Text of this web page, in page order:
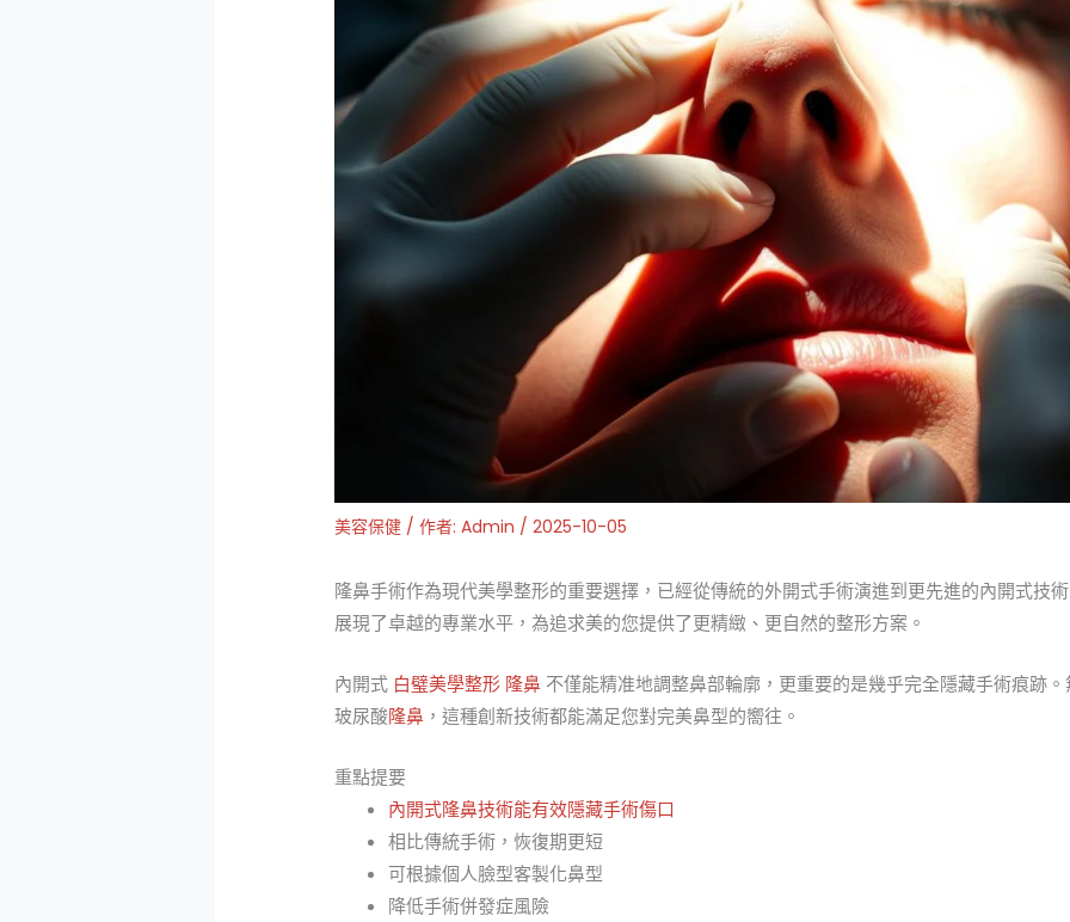
美容保健 / 作者:Admin /2025-10-05
隆鼻手術作為現代美學整形的重要選擇，已經從傳統的外開式手術演進到更先進的內開式技
展現了卓越的專業水平，為追求美的您提供了更精緻、更自然的整形方案。
內開式 白璧美學整形 隆鼻 不僅能精准地調整鼻部輪廓，更重要的是幾乎完全隱藏手術痕跡
玻尿酸隆鼻 ，這種創新技術都能滿足您對完美鼻型的嚮往。
重點提要
內開式隆鼻技術能有效隱藏手術傷口
相比傳統手術，恢復期更短
可根據個人臉型客製化鼻型
降低手術併發症風險